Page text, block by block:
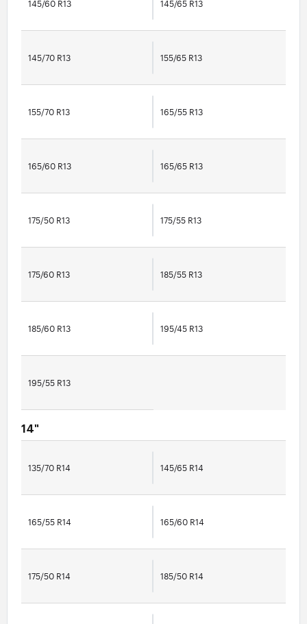
145/60 R13 145/65 R13
145/70 R13 155/65 R13
155/70 R13 165/55 R13
165/60 R13 165/65 R13
175/50 R13 175/55 R13
175/60 R13 185/55 R13
185/60 R13 195/45 R13
195/55 R13
14"
135/70 R14 145/65 R14
165/55 R14 165/60 R14
175/50 R14 185/50 R14